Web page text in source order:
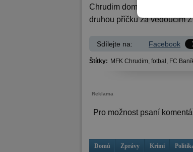
Chrudim doma porazila před
druhou příčku za vedoucím
Sdílejte na: Facebook
Štítky: MFK Chrudim, fotbal, FC
Reklama
Pro možnost psaní
Domů Zprávy Krimi